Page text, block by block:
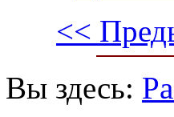
<<
Вы здесь: